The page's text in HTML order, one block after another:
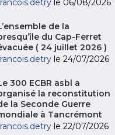
le 06/08/2026
de la
du Cap-Ferret
( 24 juillet 2026 )
le 24/07/2026
300 ECBR asbl a
la reconstitution
la Seconde Guerre
à Tancrémont
le 22/07/2026